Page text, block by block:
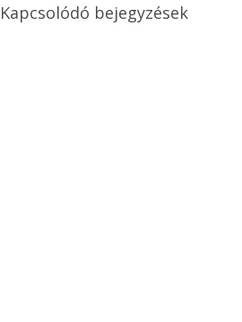
Kapcsolódó bejegyzések